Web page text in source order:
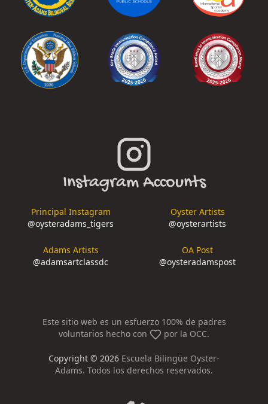
Instagram Accounts
Principal Instagram
@oysteradams_tigers
Oyster Artists
@oysterartists
Adams Artists
@adamsartclassdc
OA Post
@oysteradamspost
Este sitio web es un esfuerzo 100% de padres
voluntarios hecho con
por la OCC.
Copyright © 2026 Escuela Bilingüe Oyster-
Adams. Todos los derechos reservados.